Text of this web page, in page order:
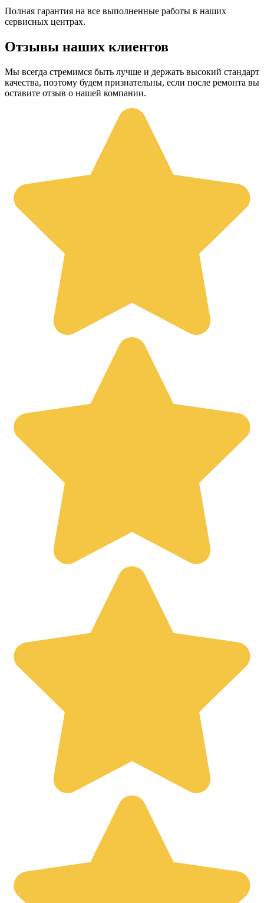
Полная гарантия на все выполненные работы в наших
сервисных центрах.
Отзывы наших клиентов
Мы всегда стремимся быть лучше и держать высокий стандарт
качества, поэтому будем признательны, если после ремонта вы
оставите отзыв о нашей компании.